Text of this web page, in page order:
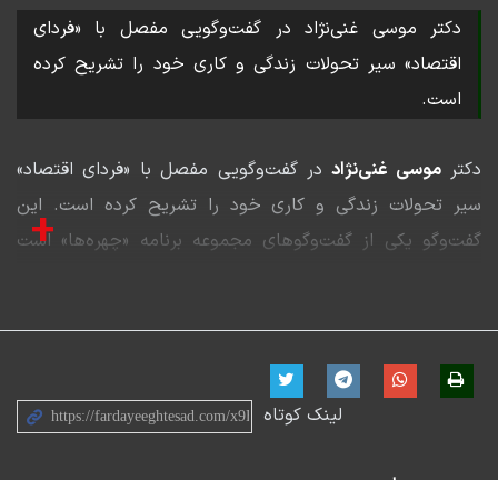
دکتر موسی غنی‌نژاد در گفت‌وگویی مفصل با «فردای
اقتصاد» سیر تحولات زندگی و کاری خود را تشریح کرده
است.
دکترموسی غنی‌نژاددر گفت‌وگویی مفصل با «فردای اقتصاد»
سیر تحولات زندگی و کاری خود را تشریح کرده است. این
گفت‌وگو یکی از گفت‌وگوهای مجموعه برنامه «چهره‌ها» است
در این گفت‌وگو، با موسی غنی‌نژاد به دوره نوجوانی و جوانی
وی در دهه ۴۰ و ۵۰ سفر کرده و تأثیر مخرب محتواهای چپ
و مارکسیستی بر ذهن و اندیشه جوانان و روشنفکران را مرور
می‌کنیم. سفری که در آن، این اقتصاددان برجسته از علل
گرایش اولیه خود به چپ‌گرایی و جاذبه‌های کاذب مارکسیسم
+
لینک کوتاه